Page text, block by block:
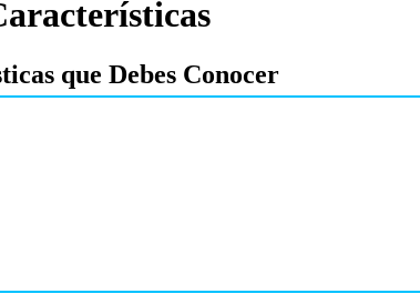
que Debes Conocer